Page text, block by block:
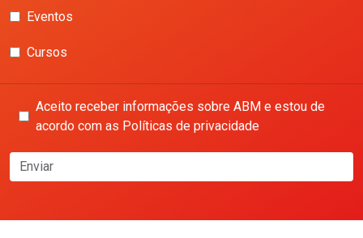
Eventos
Cursos
Aceito receber informações sobre ABM e estou de
acordo com as Políticas de privacidade
Enviar